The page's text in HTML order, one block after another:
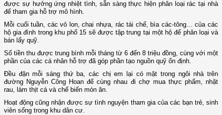
được sự hưởng ứng nhiệt tình, sẵn sàng thực hiện phân loại rác tại nhà
để tham gia hỗ trợ mô hình.
Mỗi cuối tuần, các vỏ lon, chai nhựa, rác tái chế, bìa các-tông… của các
hộ gia đình trong khu phố 15 sẽ được tập trung tại một hộ để phân loại và
bán lấy quỹ.
Số tiền thu được trung bình mỗi tháng từ 6 đến 8 triệu đồng, cùng với một
phần của các cá nhân hỗ trợ đã góp phần tạo nguồn quỹ ổn định.
Đều đặn mỗi sáng thứ ba, các chị em lại có mặt trong ngôi nhà trên
đường Nguyễn Công Hoan để cùng nhau đi chợ mua thực phẩm, nhặt
rau, làm thịt cá và chế biến món ăn.
Hoạt động cũng nhận được sự tình nguyện tham gia của các bạn trẻ, sinh
viên sống trong khu dân cư.